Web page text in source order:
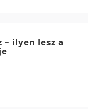
ilyen lesz a